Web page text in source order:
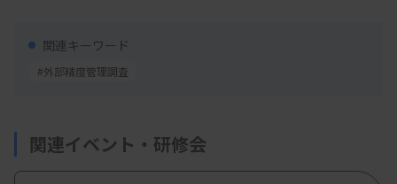
・内容2：令和7年度広島県臨床検査精度管理調査
（微生物）の解説
・内容3：国際医療NGOボランティア活動に参加し
て～臨床検査技師としてできること～
関連キーワード
#外部精度管理調査
関連イベント・研修会